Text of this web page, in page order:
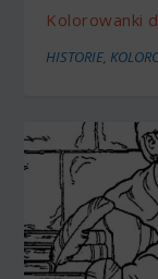
Kolorowanki
HISTORIE,